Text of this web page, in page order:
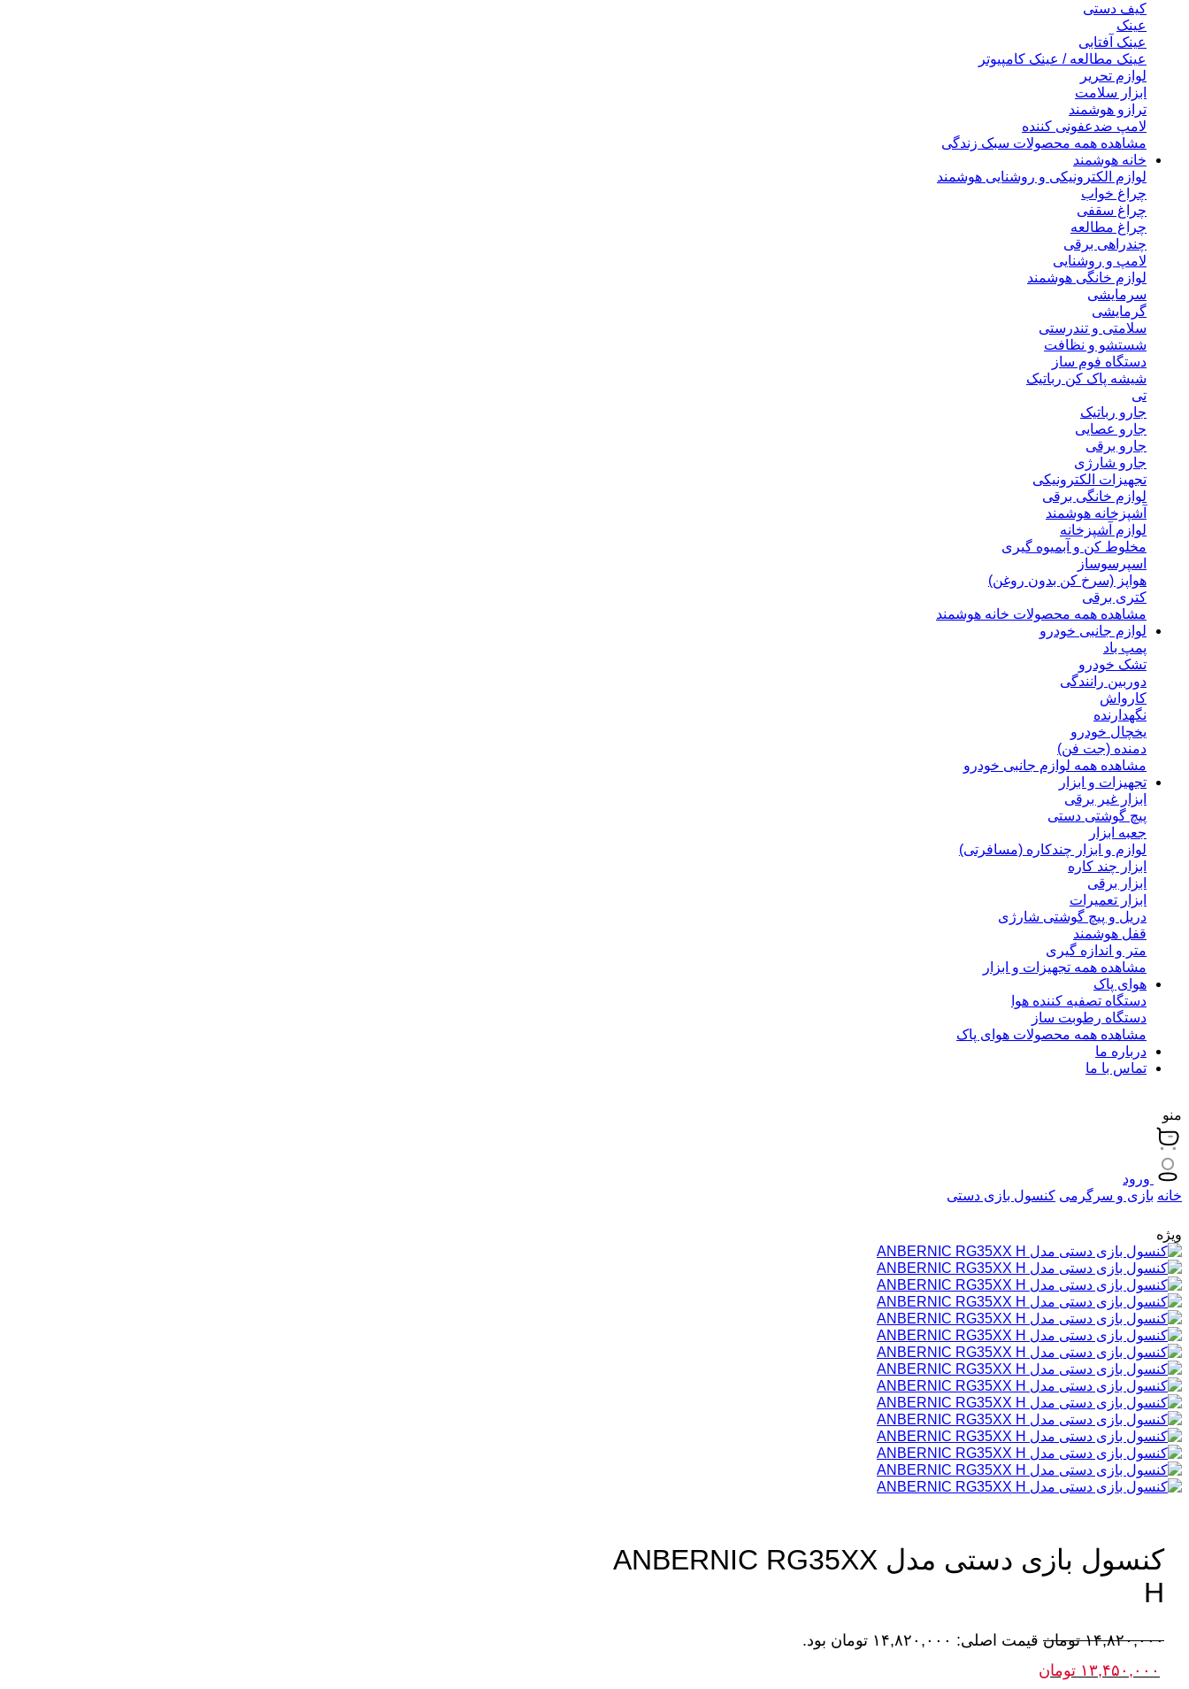
کیف دستی
عینک
عینک آفتابی
عینک مطالعه / عینک کامپیوتر
لوازم تحریر
ابزار سلامت
ترازو هوشمند
لامپ ضدعفونی کننده
مشاهده همه محصولات سبک زندگی
خانه هوشمند
لوازم الکترونیکی و روشنایی هوشمند
چراغ خواب
چراغ سقفی
چراغ مطالعه
چندراهی برقی
لامپ و روشنایی
لوازم خانگی هوشمند
سرمایشی
گرمایشی
سلامتی و تندرستی
شستشو و نظافت
دستگاه فوم ساز
شیشه پاک کن رباتیک
تی
جارو رباتیک
جارو عصایی
جارو برقی
جارو شارژی
تجهیزات الکترونیکی
لوازم خانگی برقی
آشپزخانه هوشمند
لوازم آشپزخانه
مخلوط کن و آبمیوه گیری
اسپرسوساز
هواپز (سرخ کن بدون روغن)
کتری برقی
مشاهده همه محصولات خانه هوشمند
لوازم جانبی خودرو
پمپ باد
تشک خودرو
دوربین رانندگی
کارواش
نگهدارنده
یخچال خودرو
دمنده (جت فن)
مشاهده همه لوازم جانبی خودرو
تجهیزات و ابزار
ابزار غیر برقی
پیچ گوشتی دستی
جعبه ابزار
لوازم و ابزار چندکاره (مسافرتی)
ابزار چند کاره
ابزار برقی
ابزار تعمیرات
دریل و پیچ گوشتی شارژی
قفل هوشمند
متر و اندازه گیری
مشاهده همه تجهیزات و ابزار
هوای پاک
دستگاه تصفیه کننده هوا
دستگاه رطوبت ساز
مشاهده همه محصولات هوای پاک
درباره ما
تماس با ما
منو
ورود
خانه بازی و سرگرمی کنسول بازی دستی
ویژه
کنسول بازی دستی مدل ANBERNIC RG35XX
H
۱۴,۸۲۰,۰۰۰ تومان قیمت اصلی: ۱۴,۸۲۰,۰۰۰ تومان بود.
۱۳,۴۵۰,۰۰۰ تومان